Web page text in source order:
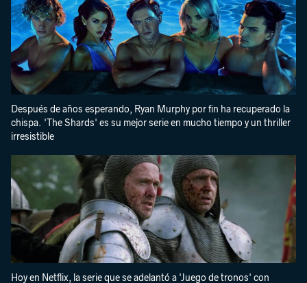
Después de años esperando, Ryan Murphy por fin ha recuperado la
chispa. 'The Shards' es su mejor serie en mucho tiempo y un thriller
irresistible
Hoy en Netflix, la serie que se adelantó a 'Juego de tronos' con